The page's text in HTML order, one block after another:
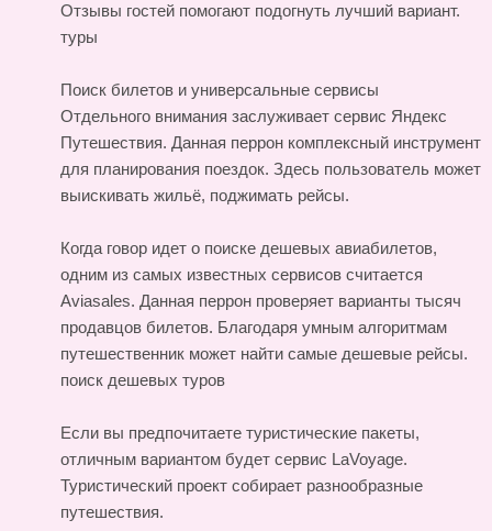
Отзывы гостей помогают подогнуть лучший вариант.
туры
Поиск билетов и универсальные сервисы
Отдельного внимания заслуживает сервис Яндекс
Путешествия. Данная перрон комплексный инструмент
для планирования поездок. Здесь пользователь может
выискивать жильё, поджимать рейсы.
Когда говор идет о поиске дешевых авиабилетов,
одним из самых известных сервисов считается
Aviasales. Данная перрон проверяет варианты тысяч
продавцов билетов. Благодаря умным алгоритмам
путешественник может найти самые дешевые рейсы.
поиск дешевых туров
Если вы предпочитаете туристические пакеты,
отличным вариантом будет сервис LaVoyage.
Туристический проект собирает разнообразные
путешествия.